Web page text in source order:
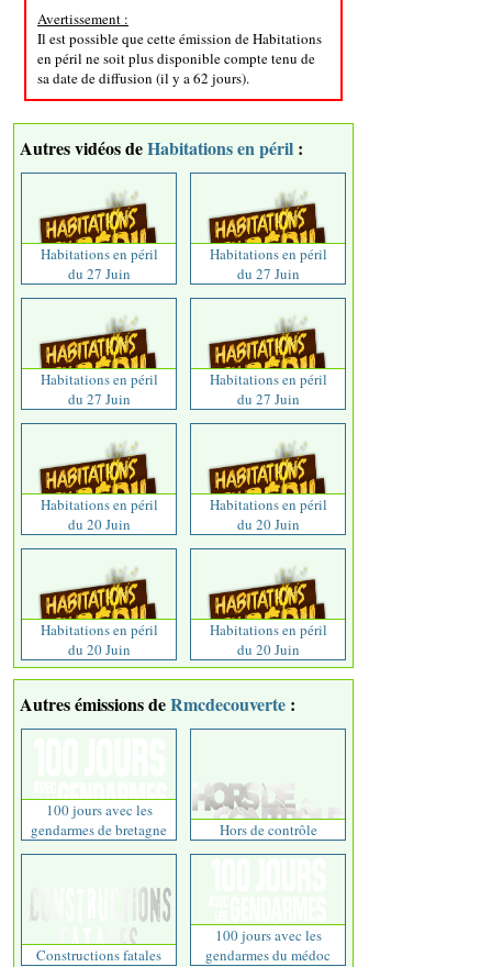
Avertissement :
Il est possible que cette émission de Habitations
en péril ne soit plus disponible compte tenu de
sa date de diffusion (il y a 62 jours).
Autres vidéos deHabitations en péril :
Habitations en péril
du 27 Juin
Habitations en péril
du 27 Juin
Habitations en péril
du 27 Juin
Habitations en péril
du 27 Juin
Habitations en péril
du 20 Juin
Habitations en péril
du 20 Juin
Habitations en péril
du 20 Juin
Habitations en péril
du 20 Juin
Autres émissions deRmcdecouverte :
100 jours avec les
gendarmes de bretagne
Hors de contrôle
Constructions fatales
100 jours avec les
gendarmes du médoc